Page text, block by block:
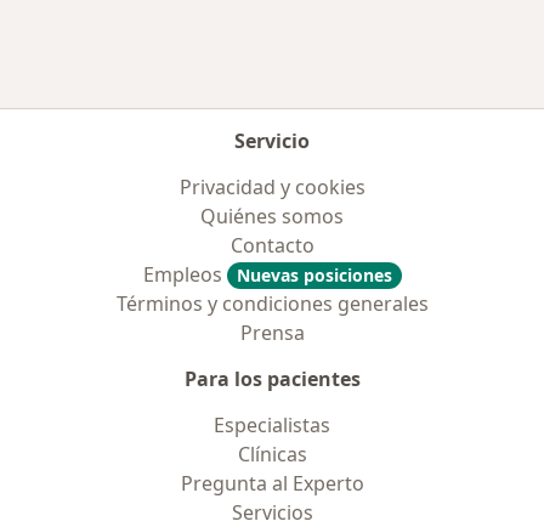
Servicio
Privacidad y cookies
Quiénes somos
Contacto
Empleos
Nuevas posiciones
Términos y condiciones generales
Prensa
Para los pacientes
Especialistas
Clínicas
Pregunta al Experto
Servicios